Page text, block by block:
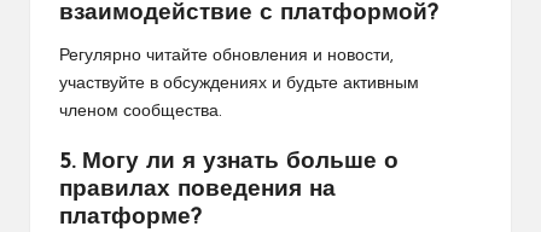
взаимодействие с платформой?
Регулярно читайте обновления и новости,
участвуйте в обсуждениях и будьте активным
членом сообщества.
5. Могу ли я узнать больше о
правилах поведения на
платформе?